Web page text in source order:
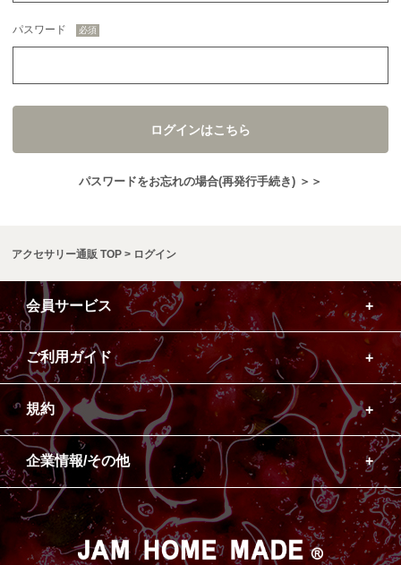
パスワード
ログインはこちら
パスワードをお忘れの場合(再発行手続き) ＞＞
アクセサリー通販 TOP ログイン
会員サービス
ご利用ガイド
規約
企業情報/その他